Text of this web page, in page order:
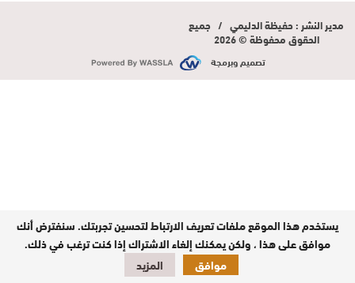
مدير النشر : حفيظة الدليمي / جميع
الحقوق محفوظة © 2026
تصميم وبرمجة
يستخدم هذا الموقع ملفات تعريف الارتباط لتحسين تجربتك. سنفترض أنك
موافق على هذا ، ولكن يمكنك إلغاء الاشتراك إذا كنت ترغب في ذلك.
موافق
المزيد